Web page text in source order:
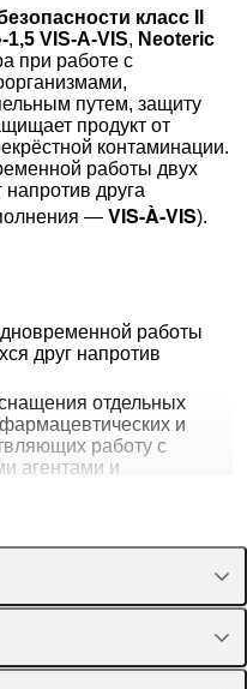
класс II
VIS-A-VIS, Neoteric
при работе с
путем, защиту
продукт от
контаминации.
работы двух
друга
— VIS-À-VIS).
работы
друг напротив
отдельных
и
работу с
агентами и
13259 от 05.05.2012
и
рабочей зоны)
(ПБА) и